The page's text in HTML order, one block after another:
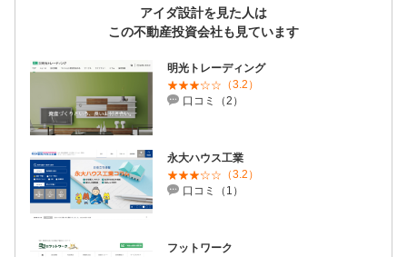
アイダ設計を見た人は
この不動産投資会社も見ています
明光トレーディング
（3.2）
口コミ（2）
永大ハウス工業
（3.2）
口コミ（1）
フットワーク